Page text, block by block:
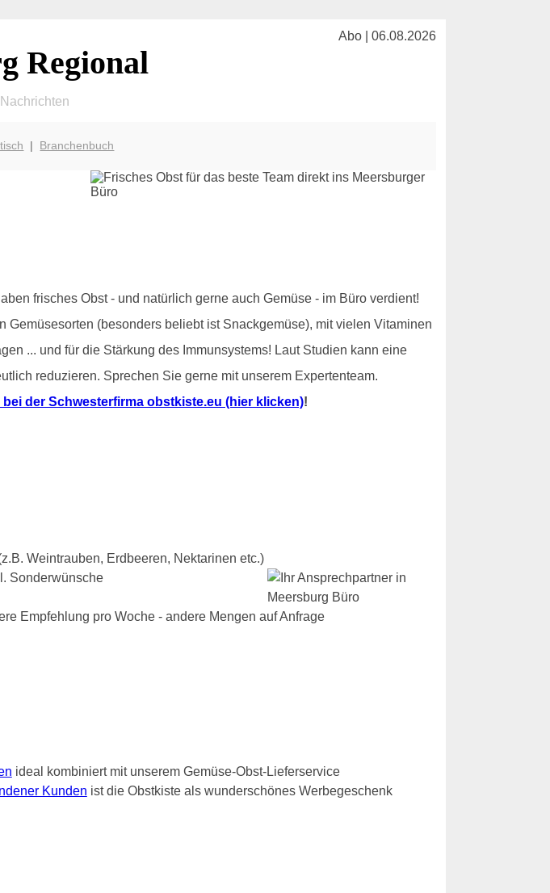
Abo | 06.08.2026
Regional
| Branchenbuch
frisches Obst - und natürlich gerne auch Gemüse - im Büro verdient!
(besonders beliebt ist Snackgemüse), mit vielen Vitaminen
... und für die Stärkung des Immunsystems! Laut Studien kann eine
reduzieren. Sprechen Sie gerne mit unserem Expertenteam.
der Schwesterfirma obstkiste.eu (hier klicken)!
Weintrauben, Erdbeeren, Nektarinen etc.)
Sonderwünsche
Empfehlung pro Woche - andere Mengen auf Anfrage
ideal kombiniert mit unserem Gemüse-Obst-Lieferservice
Kunden ist die Obstkiste als wunderschönes Werbegeschenk